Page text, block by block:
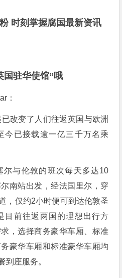
时刻掌握腐国最新资讯
国驻华使馆”哦
：
改变了人们往返英国与欧洲
今已接载逾一亿三千万名乘
尔与伦敦的班次每天多达10
南站出发，经法国里尔，穿
，仅约2小时便可到达伦敦圣
目前往返两国的理想出行方
，选择商务豪华车厢、标准
豪华车厢和标准豪华车厢均
到座服务。